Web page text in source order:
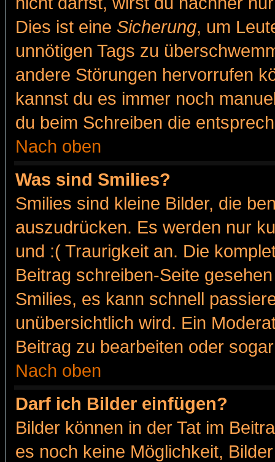
Dies ist eine Sicherung, um
unnötigen Tags zu
andere Störungen hervorrufen
kannst du es immer noch
du beim Schreiben die
Nach oben
Was sind Smilies?
Smilies sind kleine Bilder, die
auszudrücken. Es werden nur
und :( Traurigkeit an. Die
Beitrag schreiben-Seite
Smilies, es kann schnell
unübersichtlich wird. Ein
Beitrag zu bearbeiten oder
Nach oben
Darf ich Bilder einfügen?
Bilder können in der Tat im
es noch keine Möglichkeit,